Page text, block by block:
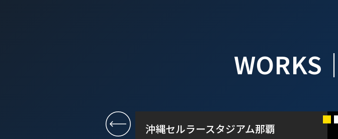
WORKS ｜
沖縄セルラースタジアム那覇